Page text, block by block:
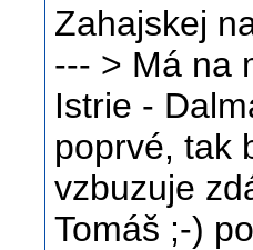
Zahajskej
--- > Má na
Istrie -
poprvé, tak
vzbuzuje
Tomáš ;-)